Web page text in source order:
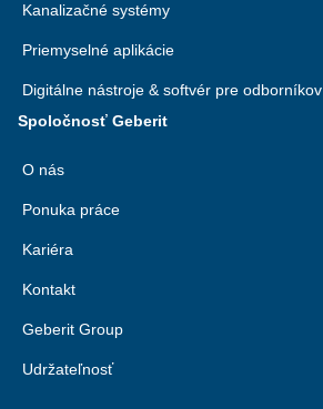
Kanalizačné systémy
Priemyselné aplikácie
Digitálne nástroje & softvér pre odborníkov
Spoločnosť Geberit
O nás
Ponuka práce
Kariéra
Kontakt
Geberit Group
Udržateľnosť